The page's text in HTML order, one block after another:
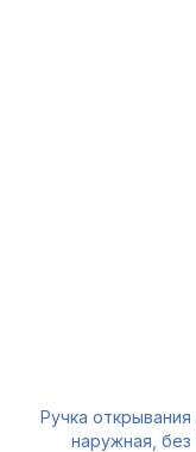
Ручка открывания
наружная, без